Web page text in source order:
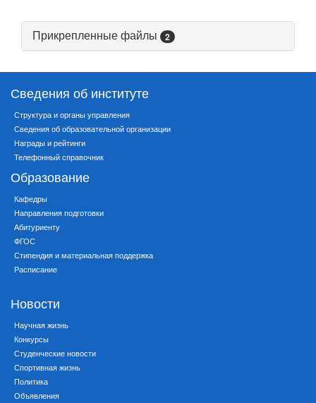
Прикрепленные файлы 2
Сведения об институте
Структура и органы управления
Сведения об образовательной организации
Награды и рейтинги
Телефонный справочник
Образование
Кафедры
Направления подготовки
Абитуриенту
ФГОС
Стипендия и материальная поддержка
Расписание
Новости
Научная жизнь
Конкурсы
Студенческие новости
Спортивная жизнь
Политика
Объявления